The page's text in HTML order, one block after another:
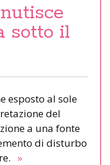
sotto il
esposto al sole
del
a una fonte
di disturbo
»